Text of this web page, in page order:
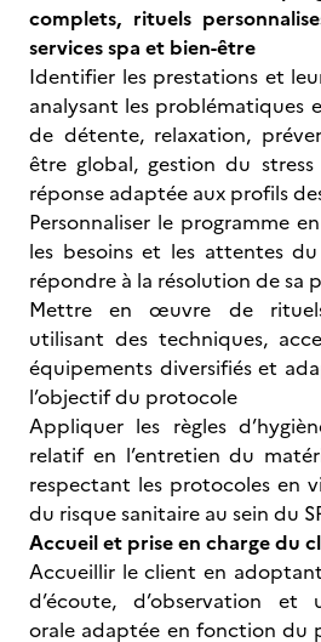
complets, rituels
services spa et bien-être
Identifier les prestations et
analysant les problématiques
de détente, relaxation,
être global, gestion du
réponse adaptée aux profils
Personnaliser le programme
les besoins et les attentes
répondre à la résolution de sa
Mettre en œuvre de rituels
utilisant des techniques,
équipements diversifiés et
l’objectif du protocole
Appliquer les règles
relatif en l’entretien du
respectant les protocoles en
du risque sanitaire au sein du
Accueil et prise en charge du
Accueillir le client en
d’écoute, d’observation et
orale adaptée en fonction du